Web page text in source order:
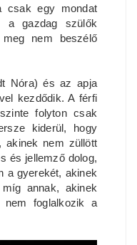
csak egy mondat
a gazdag szülők
nem beszélő
Nóra) és az apja
kezdődik. A férfi
folyton csak
kiderül, hogy
akinek nem züllött
és jellemző dolog,
a gyerekét, akinek
annak, akinek
foglalkozik a